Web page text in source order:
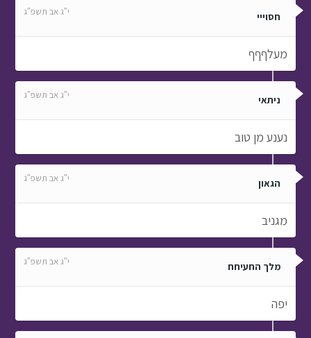
חסוייי י"ג אב תשפ"ג
מעלףףף
ניתאי י"ג אב תשפ"ג
נענע מן טוב
הגאון י"ג אב תשפ"ג
מגניב
מלך החעיחח י"ג אב תשפ"ג
יפה